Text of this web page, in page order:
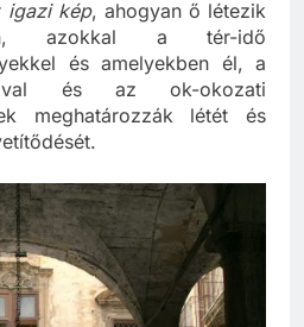
igazi kép, ahogyan ő létezik
azokkal a tér-idő
és amelyekben él, a
és az ok-okozati
meghatározzák létét és